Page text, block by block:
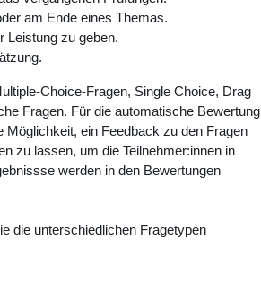
am Ende eines Themas.
Leistung zu geben.
Choice-Fragen, Single Choice, Drag
Fragen. Für die automatische Bewertung
Möglichkeit, ein Feedback zu den Fragen
zu lassen, um die Teilnehmer:innen in
werden in den Bewertungen
die unterschiedlichen Fragetypen